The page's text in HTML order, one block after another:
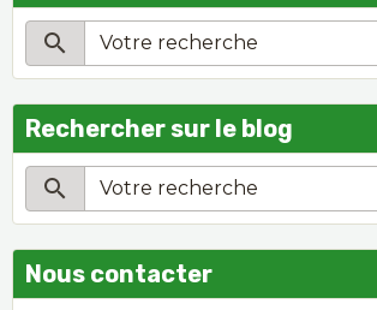
Rechercher sur le blog
Nous contacter